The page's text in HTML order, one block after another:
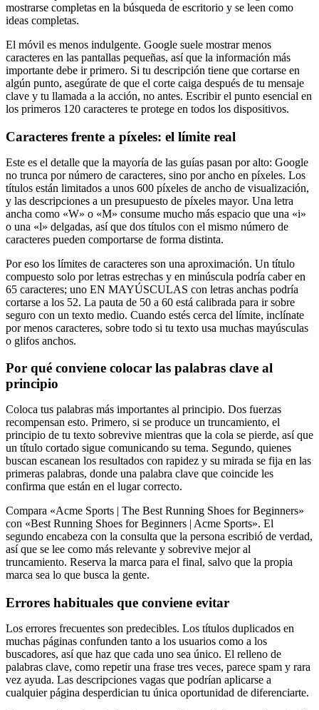
mostrarse completas en la búsqueda de escritorio y se leen como
ideas completas.
El móvil es menos indulgente. Google suele mostrar menos
caracteres en las pantallas pequeñas, así que la información más
importante debe ir primero. Si tu descripción tiene que cortarse en
algún punto, asegúrate de que el corte caiga después de tu mensaje
clave y tu llamada a la acción, no antes. Escribir el punto esencial en
los primeros 120 caracteres te protege en todos los dispositivos.
Caracteres frente a píxeles: el límite real
Este es el detalle que la mayoría de las guías pasan por alto: Google
no trunca por número de caracteres, sino por ancho en píxeles. Los
títulos están limitados a unos 600 píxeles de ancho de visualización,
y las descripciones a un presupuesto de píxeles mayor. Una letra
ancha como «W» o «M» consume mucho más espacio que una «i»
o una «l» delgadas, así que dos títulos con el mismo número de
caracteres pueden comportarse de forma distinta.
Por eso los límites de caracteres son una aproximación. Un título
compuesto solo por letras estrechas y en minúscula podría caber en
65 caracteres; uno EN MAYÚSCULAS con letras anchas podría
cortarse a los 52. La pauta de 50 a 60 está calibrada para ir sobre
seguro con un texto medio. Cuando estés cerca del límite, inclínate
por menos caracteres, sobre todo si tu texto usa muchas mayúsculas
o glifos anchos.
Por qué conviene colocar las palabras clave al
principio
Coloca tus palabras más importantes al principio. Dos fuerzas
recompensan esto. Primero, si se produce un truncamiento, el
principio de tu texto sobrevive mientras que la cola se pierde, así que
un título cortado sigue comunicando su tema. Segundo, quienes
buscan escanean los resultados con rapidez y su mirada se fija en las
primeras palabras, donde una palabra clave que coincide les
confirma que están en el lugar correcto.
Compara «Acme Sports | The Best Running Shoes for Beginners»
con «Best Running Shoes for Beginners | Acme Sports». El
segundo encabeza con la consulta que la persona escribió de verdad,
así que se lee como más relevante y sobrevive mejor al
truncamiento. Reserva la marca para el final, salvo que la propia
marca sea lo que busca la gente.
Errores habituales que conviene evitar
Los errores frecuentes son predecibles. Los títulos duplicados en
muchas páginas confunden tanto a los usuarios como a los
buscadores, así que haz que cada uno sea único. El relleno de
palabras clave, como repetir una frase tres veces, parece spam y rara
vez ayuda. Las descripciones vagas que podrían aplicarse a
cualquier página desperdician tu única oportunidad de diferenciarte.